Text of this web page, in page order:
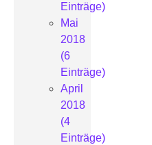
Einträge)
Mai
2018
(6
Einträge)
April
2018
(4
Einträge)